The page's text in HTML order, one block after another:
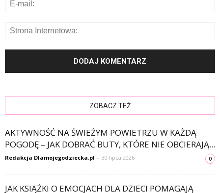
ZOBACZ TEŻ
AKTYWNOŚĆ NA ŚWIEŻYM POWIETRZU W KAŻDĄ
POGODĘ – JAK DOBRAĆ BUTY, KTÓRE NIE OBCIERAJĄ...
Redakcja Dlamojegodziecka.pl - 30 lipca 2026 0
JAK KSIĄŻKI O EMOCJACH DLA DZIECI POMAGAJĄ